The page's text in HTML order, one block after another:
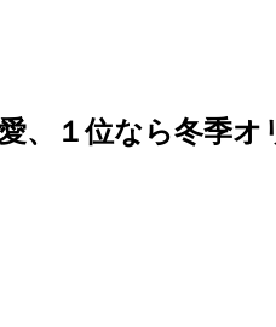
、１位なら冬季